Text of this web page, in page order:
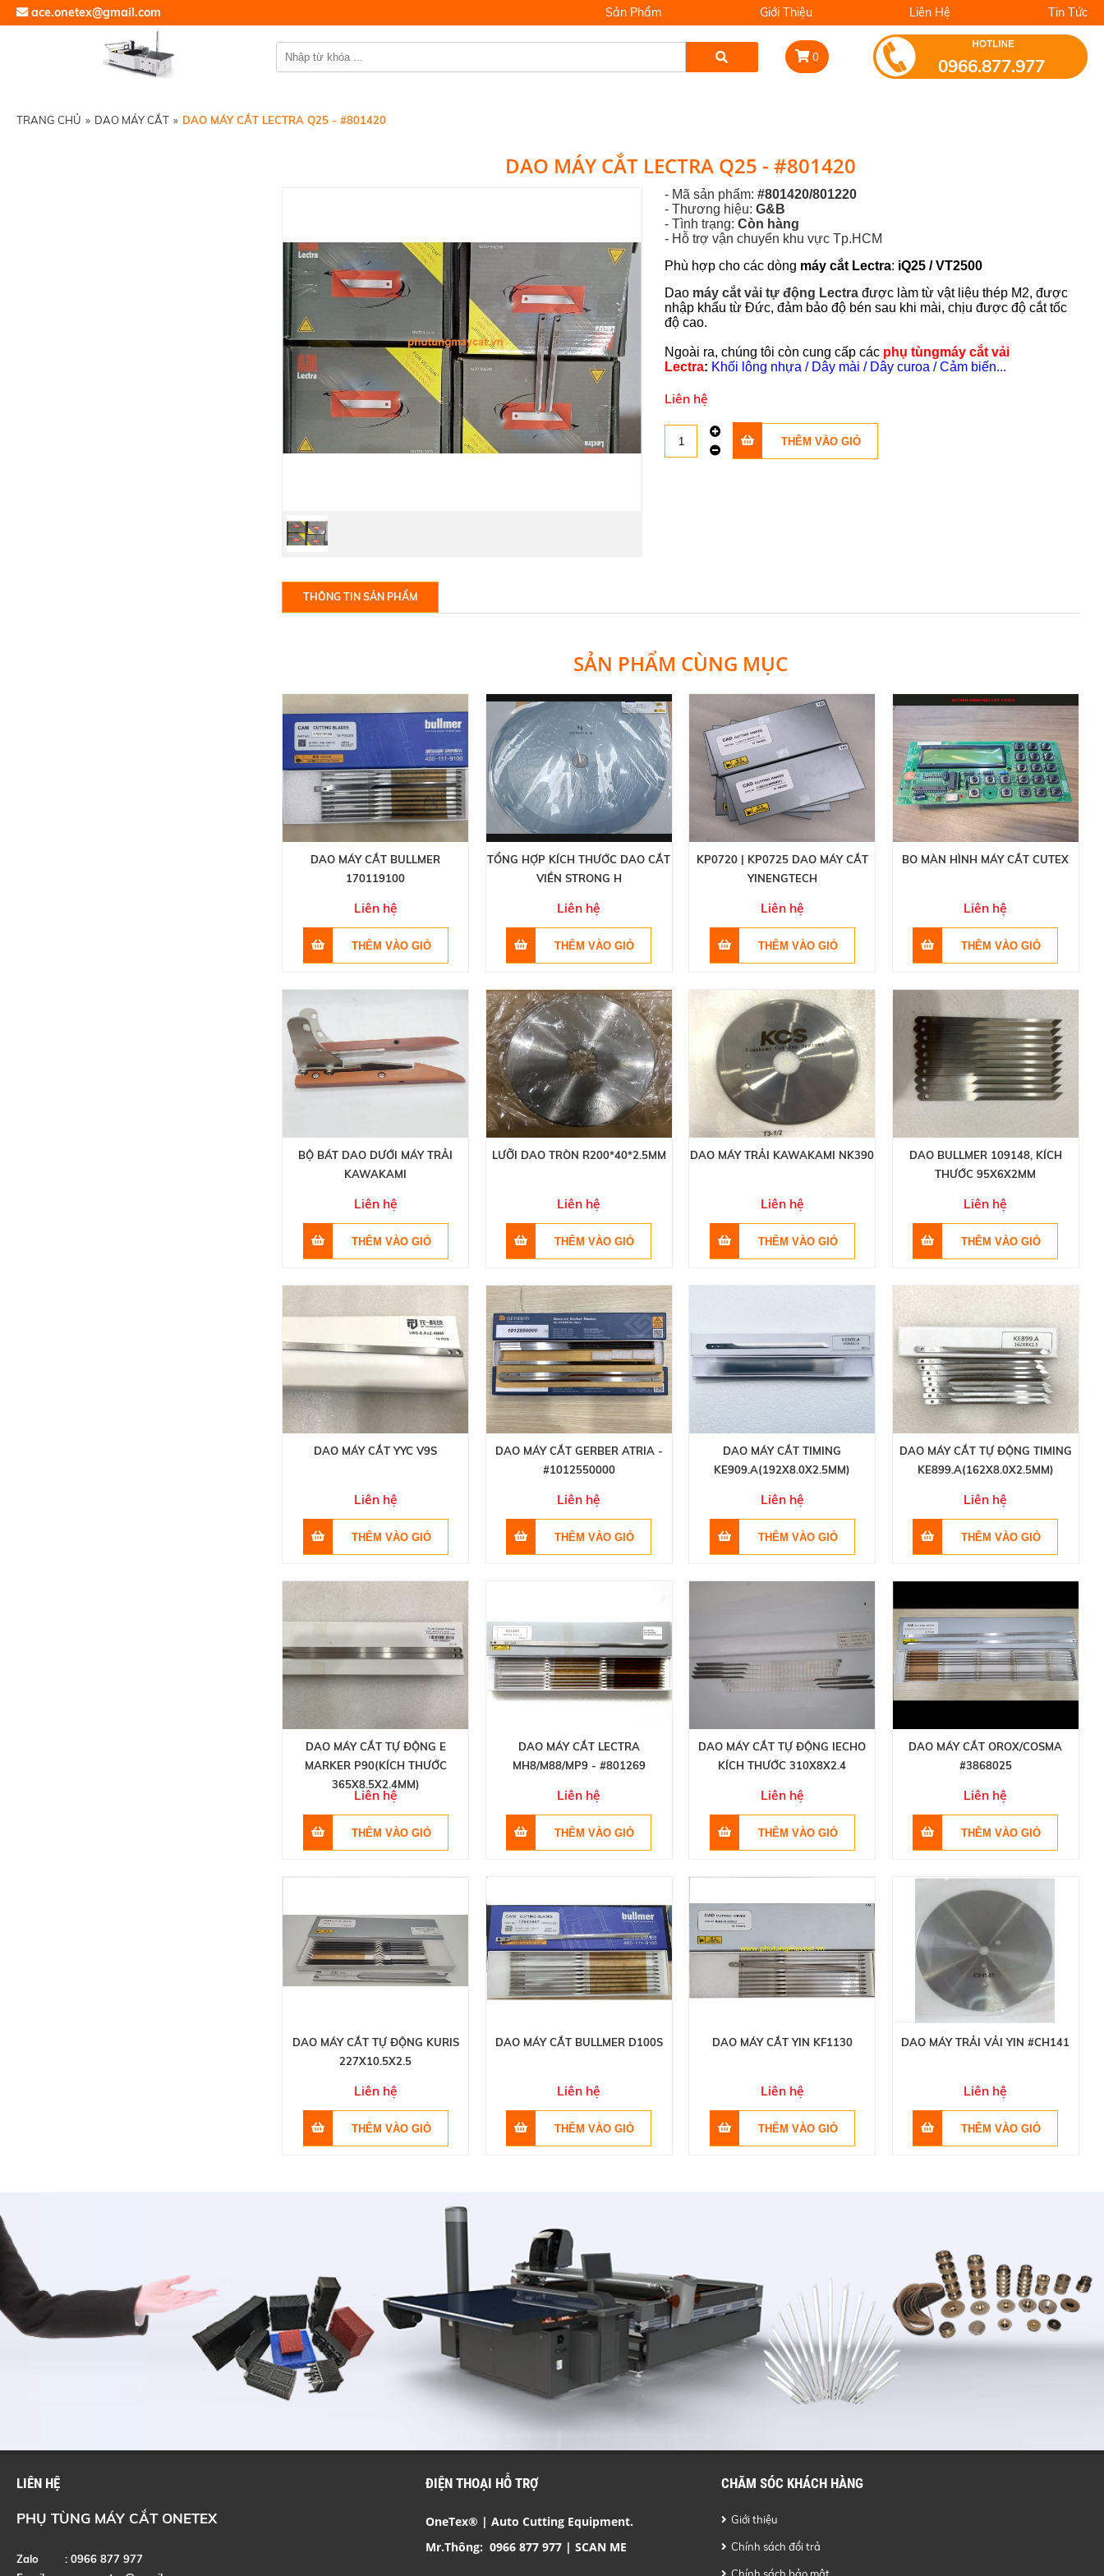
ace.onetex@gmail.com Sản Phẩm Giới Thiệu Liên Hệ Tin Tức
0 0966.877.977
TRANG CHỦ » DAO MÁY CẮT » DAO MÁY CẮT LECTRA Q25 - #801420
DAO MÁY CẮT LECTRA Q25 - #801420
- Mã sản phẩm:#801420/801220
- Thương hiệu:G&B
- Tình trạng:Còn hàng
- Hỗ trợ vận chuyển khu vực Tp.HCM
Phù hợp cho các dòng máy cắt Lectra: iQ25 / VT2500
Dao máy cắt vải tự động Lectra được làm từ vật liệu thép M2, được
nhập khẩu từ Đức, đảm bảo độ bén sau khi mài, chịu được độ cắt tốc
độ cao.
Ngoài ra, chúng tôi còn cung cấp các phụ tùngmáy cắt vải
Lectra: Khối lông nhựa / Dây mài / Dây curoa / Cảm biến...
Liên hệ
THÔNG TIN SẢN PHẨM
SẢN PHẨM CÙNG MỤC
DAO MÁY CẮT BULLMER
170119100
Liên hệ
TỔNG HỢP KÍCH THƯỚC DAO CẮT
VIỀN STRONG H
Liên hệ
KP0720 | KP0725 DAO MÁY CẮT
YINENGTECH
Liên hệ
BO MÀN HÌNH MÁY CẮT CUTEX
Liên hệ
BỘ BÁT DAO DƯỚI MÁY TRẢI
KAWAKAMI
Liên hệ
LƯỠI DAO TRÒN R200*40*2.5MM
Liên hệ
DAO MÁY TRẢI KAWAKAMI NK390
Liên hệ
DAO BULLMER 109148, KÍCH
THƯỚC 95X6X2MM
Liên hệ
DAO MÁY CẮT YYC V9S
Liên hệ
DAO MÁY CẮT GERBER ATRIA -
#1012550000
Liên hệ
DAO MÁY CẮT TIMING
KE909.A(192X8.0X2.5MM)
Liên hệ
DAO MÁY CẮT TỰ ĐỘNG TIMING
KE899.A(162X8.0X2.5MM)
Liên hệ
DAO MÁY CẮT TỰ ĐỘNG E
MARKER P90(KÍCH THƯỚC
365X8.5X2.4MM)
Liên hệ
DAO MÁY CẮT LECTRA
MH8/M88/MP9 - #801269
Liên hệ
DAO MÁY CẮT TỰ ĐỘNG IECHO
KÍCH THƯỚC 310X8X2.4
Liên hệ
DAO MÁY CẮT OROX/COSMA
#3868025
Liên hệ
DAO MÁY CẮT TỰ ĐỘNG KURIS
227X10.5X2.5
Liên hệ
DAO MÁY CẮT BULLMER D100S
Liên hệ
DAO MÁY CẮT YIN KF1130
Liên hệ
DAO MÁY TRẢI VẢI YIN #CH141
Liên hệ
LIÊN HỆ
PHỤ TÙNG MÁY CẮT ONETEX
Zalo : 0966 877 977
ĐIỆN THOẠI HỖ TRỢ
OneTex® | Auto Cutting Equipment.
Mr.Thông:0966 877 977 | SCAN ME
CHĂM SÓC KHÁCH HÀNG
Giới thiệu
Chính sách đổi trả